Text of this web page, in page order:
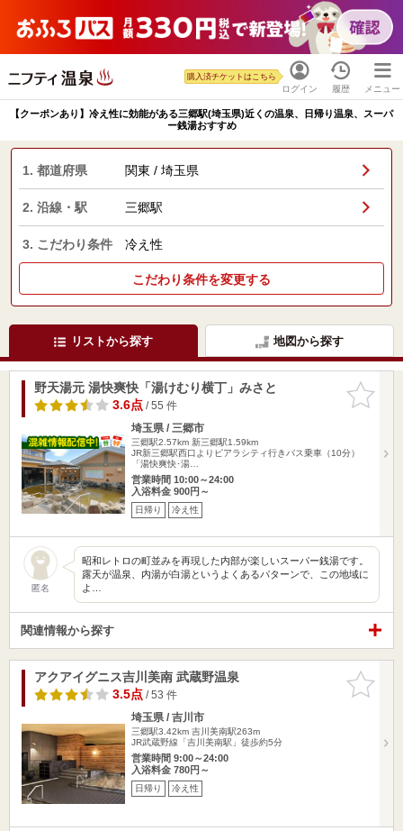
ログイン
購入済チケットはこちら
履歴 メニュー
【クーポンあり】冷え性に効能がある三郷駅(埼玉県)近くの温泉、日帰り温泉、スーパ
ー銭湯おすすめ
1. 都道府県 関東 / 埼玉県
2. 沿線・駅 三郷駅
3. こだわり条件 冷え性
こだわり条件を変更する
リストから探す 地図から探す
お気に入
りに追加
野天湯元 湯快爽快「湯けむり横丁」みさと
3.6点/ 55 件
埼玉県 / 三郷市
三郷駅2.57km 新三郷駅1.59km
JR新三郷駅西口よりピアラシティ行きバス乗車（10分）
「湯快爽快･湯…
営業時間 10:00～24:00
入浴料金 900円～
日帰り 冷え性
匿名
昭和レトロの町並みを再現した内部が楽しいスーパー銭湯です。
露天が温泉、内湯が白湯というよくあるパターンで、この地域に
よ…
関連情報から探す
お気に入
りに追加
アクアイグニス吉川美南 武蔵野温泉
3.5点/ 53 件
埼玉県 / 吉川市
三郷駅3.42km 吉川美南駅263m
JR武蔵野線「吉川美南駅」徒歩約5分
営業時間 9:00～24:00
入浴料金 780円～
日帰り 冷え性